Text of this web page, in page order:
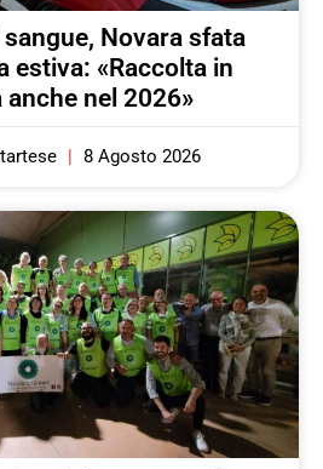
Novara sfata
estiva: «Raccolta in
nel 2026»
8 Agosto 2026